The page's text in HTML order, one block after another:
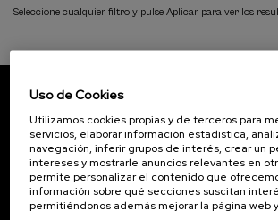
Seleccione cualquier filtro y pulse Aplicar para ver los
Inscríbete para ser el primero/a en recibir las
novedades de UIK.
Suscribirse
Uso de Cookies
Utilizamos cookies propias y de terceros para
servicios, elaborar información estadística,
navegación, inferir grupos de interés, crear un
intereses y mostrarle anuncios relevantes en
permite personalizar el contenido que
información sobre qué secciones suscitan
permitiéndonos además mejorar la página web